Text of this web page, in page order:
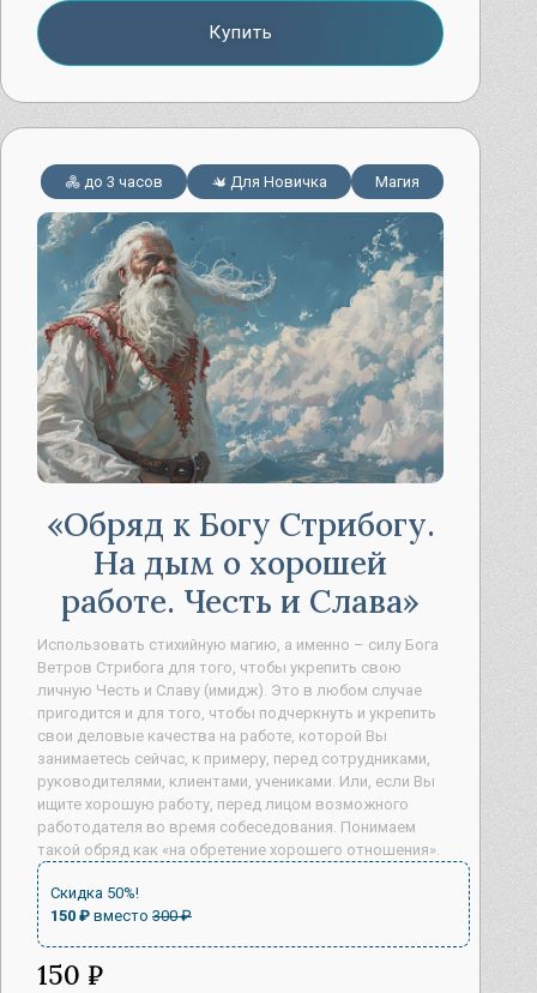
Купить
до 3 часов Для Новичка Магия
Обряд к Богу Стрибогу.
На дым о хорошей
работе. Честь и Слава
Использовать стихийную магию, а именно – силу Бога
Ветров Стрибога для того, чтобы укрепить свою
личную Честь и Славу (имидж). Это в любом случае
пригодится и для того, чтобы подчеркнуть и укрепить
свои деловые качества на работе, которой Вы
занимаетесь сейчас, к примеру, перед сотрудниками,
руководителями, клиентами, учениками. Или, если Вы
ищите хорошую работу, перед лицом возможного
работодателя во время собеседования. Понимаем
такой обряд как «на обретение хорошего отношения».
Скидка 50%!
150 ₽ вместо 300 ₽
150 ₽